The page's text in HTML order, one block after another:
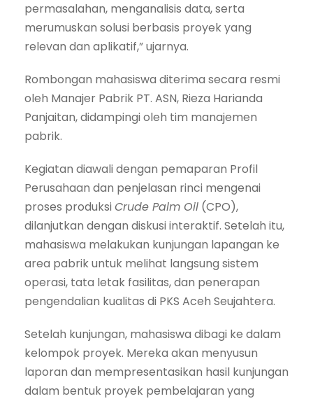
permasalahan, menganalisis data, serta
merumuskan solusi berbasis proyek yang
relevan dan aplikatif,” ujarnya.
Rombongan mahasiswa diterima secara resmi
oleh Manajer Pabrik PT. ASN, Rieza Harianda
Panjaitan, didampingi oleh tim manajemen
pabrik.
Kegiatan diawali dengan pemaparan Profil
Perusahaan dan penjelasan rinci mengenai
proses produksi Crude Palm Oil (CPO),
dilanjutkan dengan diskusi interaktif. Setelah itu,
mahasiswa melakukan kunjungan lapangan ke
area pabrik untuk melihat langsung sistem
operasi, tata letak fasilitas, dan penerapan
pengendalian kualitas di PKS Aceh Seujahtera.
Setelah kunjungan, mahasiswa dibagi ke dalam
kelompok proyek. Mereka akan menyusun
laporan dan mempresentasikan hasil kunjungan
dalam bentuk proyek pembelajaran yang